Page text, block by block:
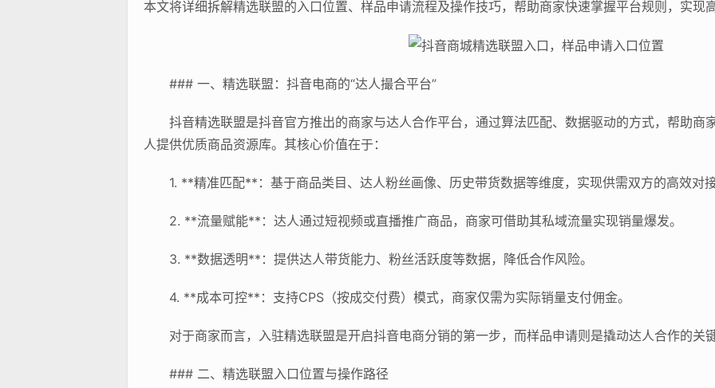
本文将详细拆解精选联盟的入口位置、样品申请流程及操作技巧，帮助商家快速掌握平台规则，实现高
### 一、精选联盟：抖音电商的“达人撮合平台”
抖音精选联盟是抖音官方推出的商家与达人合作平台，通过算法匹配、数据驱动的方式，帮助商
人提供优质商品资源库。其核心价值在于：
1. **精准匹配**：基于商品类目、达人粉丝画像、历史带货数据等维度，实现供需双方的高效对接
2. **流量赋能**：达人通过短视频或直播推广商品，商家可借助其私域流量实现销量爆发。
3. **数据透明**：提供达人带货能力、粉丝活跃度等数据，降低合作风险。
4. **成本可控**：支持CPS（按成交付费）模式，商家仅需为实际销量支付佣金。
对于商家而言，入驻精选联盟是开启抖音电商分销的第一步，而样品申请则是撬动达人合作的关键
### 二、精选联盟入口位置与操作路径